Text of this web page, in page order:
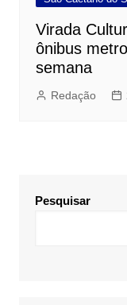
Virada
ônibus
semana
Redação
Pesquisar